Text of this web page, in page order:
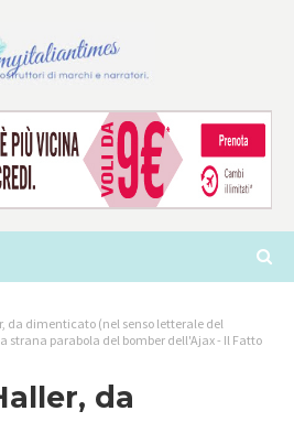
da dimenticato (nel senso letterale del
parabola del bomber dell'Ajax - Il Fatto
da